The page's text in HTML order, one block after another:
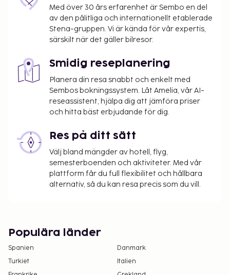
Reception, utomhuspool, öppen maj- september,
solstolar, strandservice (mot avgift), bar, Internet
(mot avgift), parkering, lekplats.
Frukostbuffé mot tillägg. Barnsäng förbokas, €
5/natt. Husdjur mot avgift, € 10.
Annat
Slutstädning ingår. Sänglinne och handdukar ingår.
Turistskatt/miljöavgift betalas på plats. Deposition
€ 50.
2-5 våningar, hiss.
Ankomst
20:00, utcheckningstid: 10:00.
Med över 30 års erfarenhet är Sembo en del
av den pålitliga och internationellt etablerade
Stena-gruppen. Vi är kända för vår expertis,
särskilt när det gäller bilresor.
Smidig reseplanering
Planera din resa snabbt och enkelt med
Sembos bokningssystem. Låt Amelia, vår AI-
reseassistent, hjälpa dig att jämföra priser
och hitta bäst erbjudande för dig.
Res på ditt sätt
Välj bland mängder av hotell, flyg,
semesterboenden och aktiviteter. Med vår
plattform får du full flexibilitet och hållbara
alternativ, så du kan resa precis som du vill.
Populära länder
Spanien
Danmark
Turkiet
Italien